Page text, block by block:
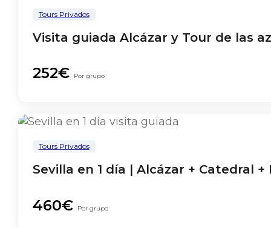
Tours Privados
Visita guiada Alcázar y Tour de las
252€ Por grupo
Tours Privados
Sevilla en 1 día | Alcázar + Catedral
460€ Por grupo